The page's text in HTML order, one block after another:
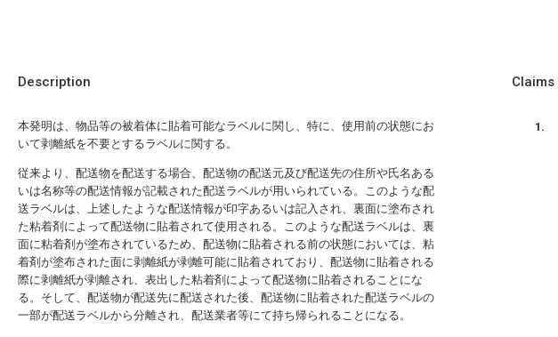
Description
本発明は、物品等の被着体に貼着可能なラベルに関し、特に、使用前の状態にお
いて剥離紙を不要とするラベルに関する。
従来より、配送物を配送する場合、配送物の配送元及び配送先の住所や氏名ある
いは名称等の配送情報が記載された配送ラベルが用いられている。このような配
送ラベルは、上述したような配送情報が印字あるいは記入され、裏面に塗布され
た粘着剤によって配送物に貼着されて使用される。このような配送ラベルは、裏
面に粘着剤が塗布されているため、配送物に貼着される前の状態においては、粘
着剤が塗布された面に剥離紙が剥離可能に貼着されており、配送物に貼着される
際に剥離紙が剥離され、表出した粘着剤によって配送物に貼着されることにな
る。そして、配送物が配送先に配送された後、配送物に貼着された配送ラベルの
一部が配送ラベルから分離され、配送業者等にて持ち帰られることになる。
Claims